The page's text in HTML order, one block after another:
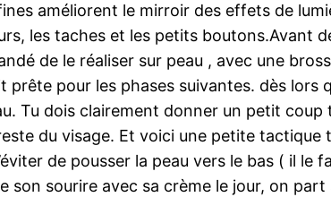
améliorent le mirroir des effets de
les taches et les petits boutons.Avant
de le réaliser sur peau , avec une
prête pour les phases suivantes. dès
Tu dois clairement donner un petit coup
du visage. Et voici une petite
de pousser la peau vers le bas ( il le
son sourire avec sa crème le jour, on